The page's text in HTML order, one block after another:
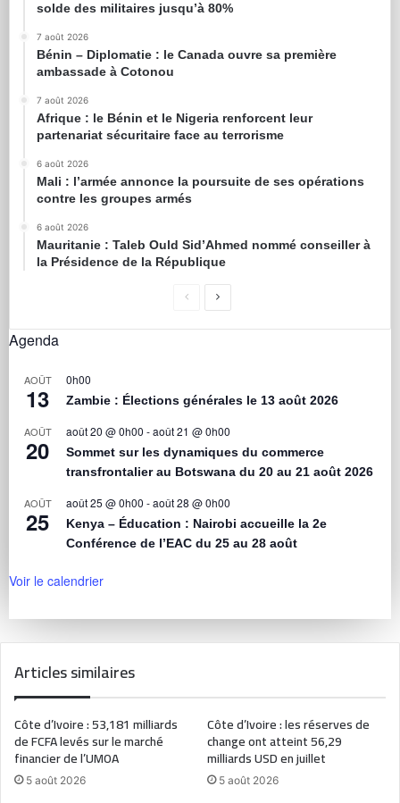
solde des militaires jusqu’à 80%
7 août 2026
Bénin – Diplomatie : le Canada ouvre sa première
ambassade à Cotonou
7 août 2026
Afrique : le Bénin et le Nigeria renforcent leur
partenariat sécuritaire face au terrorisme
6 août 2026
Mali : l’armée annonce la poursuite de ses opérations
contre les groupes armés
6 août 2026
Mauritanie : Taleb Ould Sid’Ahmed nommé conseiller à
la Présidence de la République
Agenda
AOÛT
13
0h00
Zambie : Élections générales le 13 août 2026
AOÛT
20
août 20 @ 0h00 -août 21 @ 0h00
Sommet sur les dynamiques du commerce
transfrontalier au Botswana du 20 au 21 août 2026
AOÛT
25
août 25 @ 0h00 -août 28 @ 0h00
Kenya – Éducation : Nairobi accueille la 2e
Conférence de l’EAC du 25 au 28 août
Voir le calendrier
Articles similaires
Côte d’Ivoire : 53,181 milliards
de FCFA levés sur le marché
financier de l’UMOA
5 août 2026
Côte d’Ivoire : les réserves de
change ont atteint 56,29
milliards USD en juillet
5 août 2026